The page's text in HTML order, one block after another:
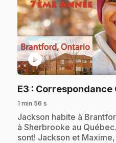
play_circle
E3 : Correspondance
1 min 56 s
.Jackson habite à
à Sherbrooke au
sont! Jackson et